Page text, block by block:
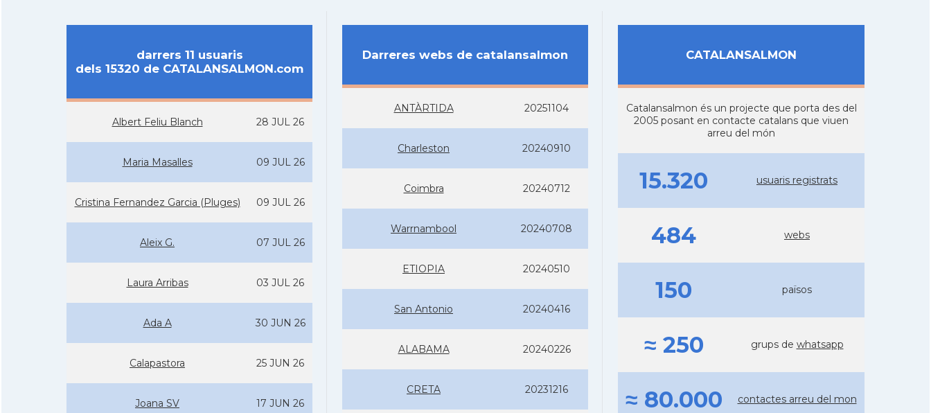
darrers 11 usuaris
dels 15320 de CATALANSALMON.com
Albert Feliu Blanch 28 JUL 26
Maria Masalles 09 JUL 26
Cristina Fernandez Garcia (Pluges) 09 JUL 26
Aleix G. 07 JUL 26
Laura Arribas 03 JUL 26
Ada A 30 JUN 26
Calapastora 25 JUN 26
Joana SV 17 JUN 26
Darreres webs de catalansalmon
ANTÀRTIDA 20251104
Charleston 20240910
Coimbra 20240712
Warrnambool 20240708
ETIOPIA 20240510
San Antonio 20240416
ALABAMA 20240226
CRETA 20231216
CATALANSALMON
Catalansalmon és un projecte que porta des del
2005 posant en contacte catalans que viuen
arreu del món
15.320 usuaris registrats
484 webs
150 països
≈ 250 grups de whatsapp
≈ 80.000 contactes arreu del mon